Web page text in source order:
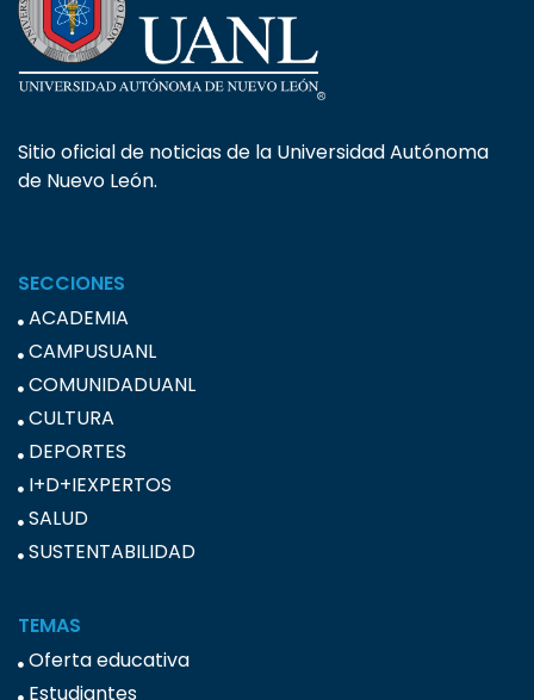
Sitio oficial de noticias de la Universidad Autónoma
de Nuevo León.
SECCIONES
ACADEMIA
CAMPUSUANL
COMUNIDADUANL
CULTURA
DEPORTES
I+D+IEXPERTOS
SALUD
SUSTENTABILIDAD
TEMAS
Oferta educativa
Estudiantes